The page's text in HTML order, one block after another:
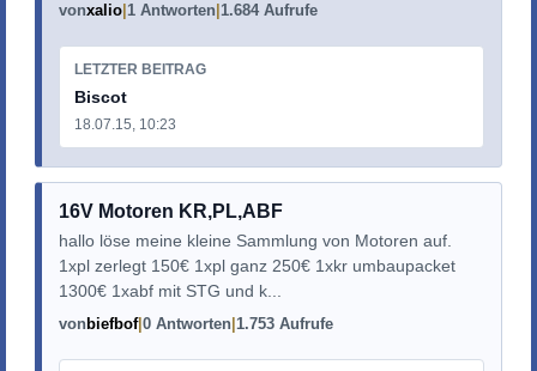
vonxalio 1 Antworten 1.684 Aufrufe
LETZTER BEITRAG
Biscot
18.07.15, 10:23
16V Motoren KR,PL,ABF
hallo löse meine kleine Sammlung von Motoren auf.
1xpl zerlegt 150€ 1xpl ganz 250€ 1xkr umbaupacket
1300€ 1xabf mit STG und k...
vonbiefbof 0 Antworten 1.753 Aufrufe